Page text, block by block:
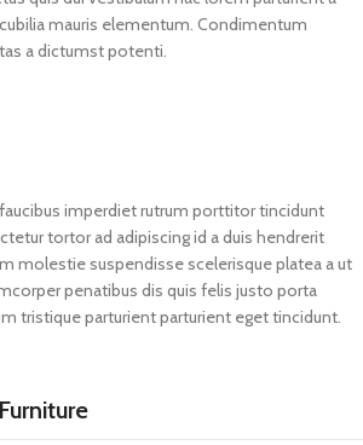
mauris elementum. Condimentum
a dictumst potenti.
imperdiet rutrum porttitor tincidunt
tortor ad adipiscing id a duis hendrerit
molestie suspendisse scelerisque platea a ut
penatibus dis quis felis justo porta
tristique parturient parturient eget tincidunt.